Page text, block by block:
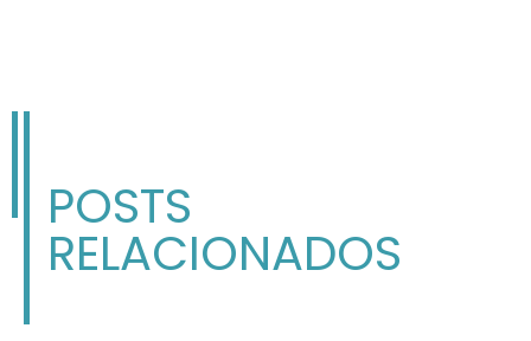
POSTS
RELACIONADOS